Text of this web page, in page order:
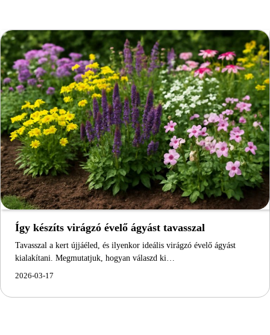
Így készíts virágzó évelő ágyást tavasszal
Tavasszal a kert újjáéled, és ilyenkor ideális virágzó évelő ágyást
kialakítani. Megmutatjuk, hogyan válaszd ki…
2026-03-17